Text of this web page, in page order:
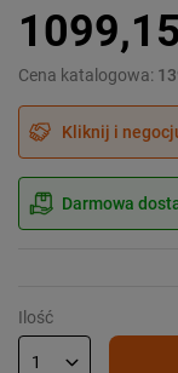
1099,15
Cena katalogowa:
Kliknij i
Darmowa
Ilość